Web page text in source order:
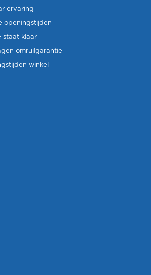
ervaring
openingstijden
staat klaar
omruilgarantie
winkel